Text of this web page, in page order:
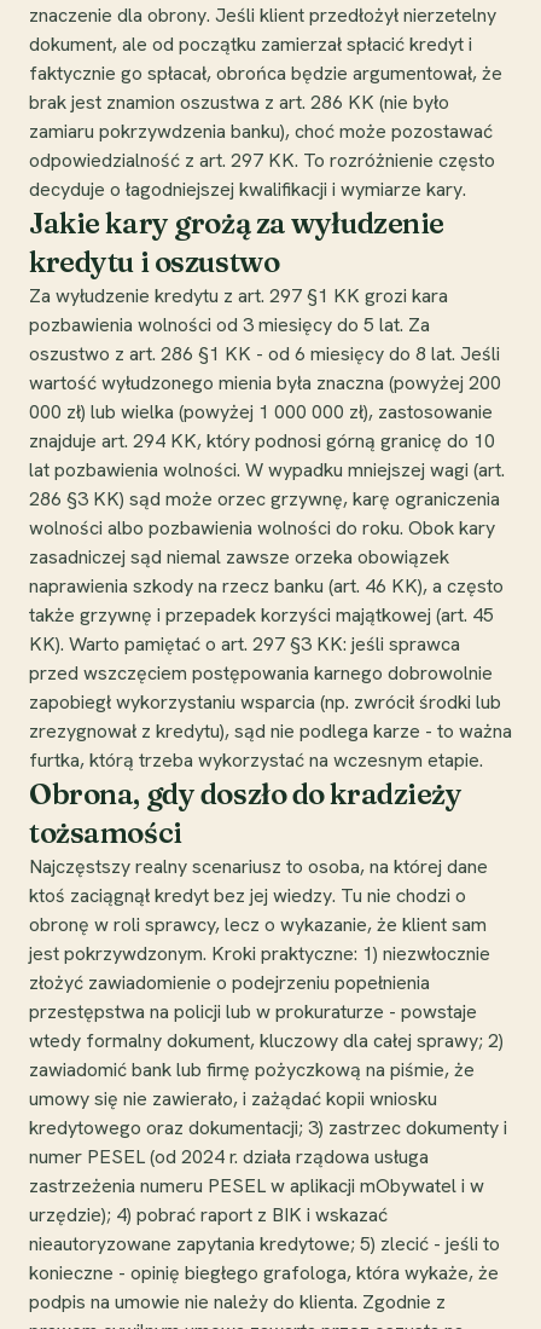
znaczenie dla obrony. Jeśli klient przedłożył nierzetelny
dokument, ale od początku zamierzał spłacić kredyt i
faktycznie go spłacał, obrońca będzie argumentował, że
brak jest znamion oszustwa z art. 286 KK (nie było
zamiaru pokrzywdzenia banku), choć może pozostawać
odpowiedzialność z art. 297 KK. To rozróżnienie często
decyduje o łagodniejszej kwalifikacji i wymiarze kary.
Jakie kary grożą za wyłudzenie
kredytu i oszustwo
Za wyłudzenie kredytu z art. 297 §1 KK grozi kara
pozbawienia wolności od 3 miesięcy do 5 lat. Za
oszustwo z art. 286 §1 KK - od 6 miesięcy do 8 lat. Jeśli
wartość wyłudzonego mienia była znaczna (powyżej 200
000 zł) lub wielka (powyżej 1 000 000 zł), zastosowanie
znajduje art. 294 KK, który podnosi górną granicę do 10
lat pozbawienia wolności. W wypadku mniejszej wagi (art.
286 §3 KK) sąd może orzec grzywnę, karę ograniczenia
wolności albo pozbawienia wolności do roku. Obok kary
zasadniczej sąd niemal zawsze orzeka obowiązek
naprawienia szkody na rzecz banku (art. 46 KK), a często
także grzywnę i przepadek korzyści majątkowej (art. 45
KK). Warto pamiętać o art. 297 §3 KK: jeśli sprawca
przed wszczęciem postępowania karnego dobrowolnie
zapobiegł wykorzystaniu wsparcia (np. zwrócił środki lub
zrezygnował z kredytu), sąd nie podlega karze - to ważna
furtka, którą trzeba wykorzystać na wczesnym etapie.
Obrona, gdy doszło do kradzieży
tożsamości
Najczęstszy realny scenariusz to osoba, na której dane
ktoś zaciągnął kredyt bez jej wiedzy. Tu nie chodzi o
obronę w roli sprawcy, lecz o wykazanie, że klient sam
jest pokrzywdzonym. Kroki praktyczne: 1) niezwłocznie
złożyć zawiadomienie o podejrzeniu popełnienia
przestępstwa na policji lub w prokuraturze - powstaje
wtedy formalny dokument, kluczowy dla całej sprawy; 2)
zawiadomić bank lub firmę pożyczkową na piśmie, że
umowy się nie zawierało, i zażądać kopii wniosku
kredytowego oraz dokumentacji; 3) zastrzec dokumenty i
numer PESEL (od 2024 r. działa rządowa usługa
zastrzeżenia numeru PESEL w aplikacji mObywatel i w
urzędzie); 4) pobrać raport z BIK i wskazać
nieautoryzowane zapytania kredytowe; 5) zlecić - jeśli to
konieczne - opinię biegłego grafologa, która wykaże, że
podpis na umowie nie należy do klienta. Zgodnie z